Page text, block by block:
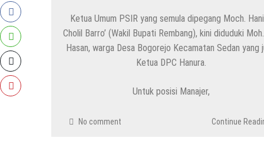
HEADLINE
Inilah 16 Lokasi Sasaran MBG Dari SPPG
bymusa r2b
6 Agustus 2026
Ketua Umum PSIR yang semula dipegang Moch.
Cholil Barro’ (Wakil Bupati Rembang), kini diduduki
Hasan, warga Desa Bogorejo Kecamatan Sedan yang
Ketua DPC Hanura.
Untuk posisi Manajer,
No comment Continue